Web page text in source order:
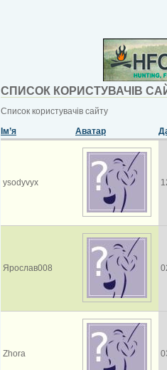
СПИСОК КОРИСТУВАЧІВ
Список користувачів сайту
Ім’я
Аватар
ysodyvyx
Ярослав008
Zhora